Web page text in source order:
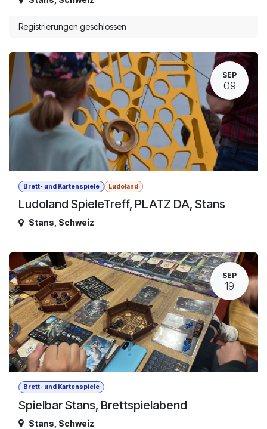
Registrierungen geschlossen
SEP
09
Brett- und Kartenspiele Ludoland
Ludoland SpieleTreff, PLATZ DA, Stans
Stans Schweiz
SEP
19
Brett- und Kartenspiele
Spielbar Stans, Brettspielabend
Stans Schweiz